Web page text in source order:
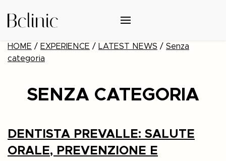
HOME / EXPERIENCE / LATEST NEWS / Senza
categoria
SENZA CATEGORIA
DENTISTA PREVALLE: SALUTE
ORALE, PREVENZIONE E